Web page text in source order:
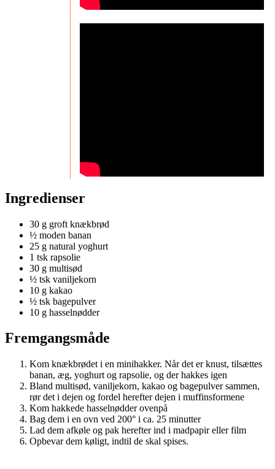
Ingredienser
30 g groft knækbrød
½ moden banan
25 g natural yoghurt
1 tsk rapsolie
30 g multisød
½ tsk vaniljekorn
10 g kakao
½ tsk bagepulver
10 g hasselnødder
Fremgangsmåde
Kom knækbrødet i en minihakker. Når det er knust, tilsættes
banan, æg, yoghurt og rapsolie, og der hakkes igen
Bland multisød, vaniljekorn, kakao og bagepulver sammen,
rør det i dejen og fordel herefter dejen i muffinsformene
Kom hakkede hasselnødder ovenpå
Bag dem i en ovn ved 200° i ca. 25 minutter
Lad dem afkøle og pak herefter ind i madpapir eller film
Opbevar dem køligt, indtil de skal spises.